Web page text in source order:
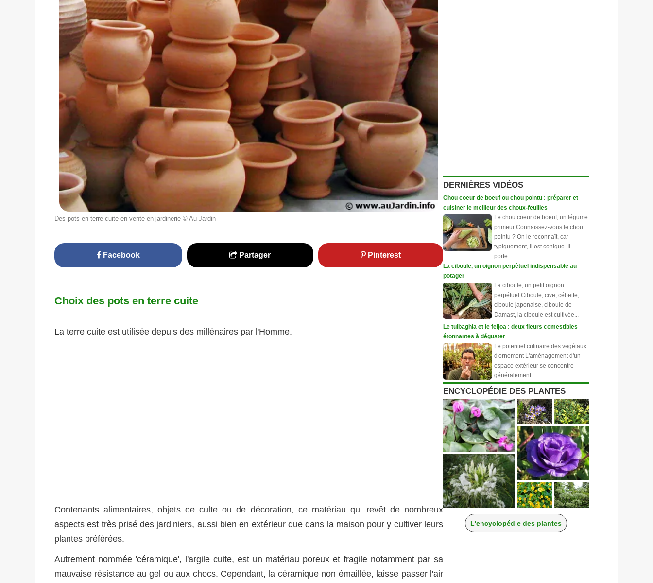
Des pots en terre cuite en vente en jardinerie © Au Jardin
Facebook Partager Pinterest
Choix des pots en terre cuite
La terre cuite est utilisée depuis des millénaires par l'Homme.
Contenants alimentaires, objets de culte ou de décoration, ce matériau qui revêt de nombreux
aspects est très prisé des jardiniers, aussi bien en extérieur que dans la maison pour y cultiver leurs
plantes préférées.
Autrement nommée 'céramique', l'argile cuite, est un matériau poreux et fragile notamment par sa
mauvaise résistance au gel ou aux chocs. Cependant, la céramique non émaillée, laisse passer l'air
DERNIÈRES VIDÉOS
Chou coeur de boeuf ou chou pointu : préparer et
cuisiner le meilleur des choux-feuilles
Le chou coeur de boeuf, un légume
primeur Connaissez-vous le chou
pointu ? On le reconnaît, car
typiquement, il est conique. Il
porte...
La ciboule, un oignon perpétuel indispensable au
potager
La ciboule, un petit oignon
perpétuel Ciboule, cive, cébette,
ciboule japonaise, ciboule de
Damast, la ciboule est cultivée...
Le tulbaghia et le feijoa : deux fleurs comestibles
étonnantes à déguster
Le potentiel culinaire des végétaux
d'ornement L'aménagement d'un
espace extérieur se concentre
généralement...
ENCYCLOPÉDIE DES PLANTES
L'encyclopédie des plantes